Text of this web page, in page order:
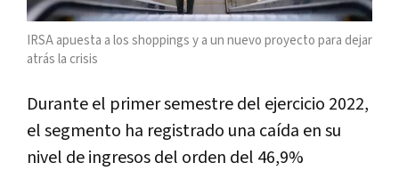
IRSA apuesta a los shoppings y a un nuevo proyecto para dejar
atrás la crisis
Durante el primer semestre del ejercicio 2022,
el segmento ha registrado una caída en su
nivel de ingresos del orden del 46,9%